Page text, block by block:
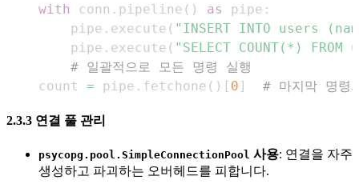
with conn . pipeline ( ) as pipe :
    pipe
. execute ( "INSERT INTO users
    pipe
. execute ( "SELECT COUNT(*) FROM
# 일괄적으로 모든 명령 실행
count = pipe . fetchone ( ) [ 0 ] # 마지막 명령
2.3.3 연결 풀 관리
psycopg.pool.SimpleConnectionPool 사용: 연결을 자주
생성하고 파괴하는 오버헤드를 피합니다.